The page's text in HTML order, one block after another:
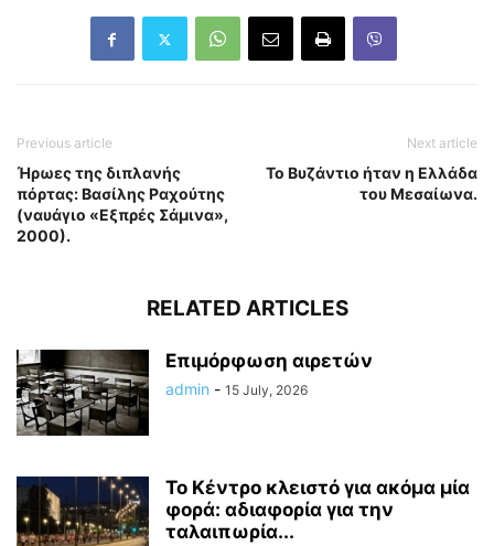
Previous article
Ήρωες της διπλανής
πόρτας: Βασίλης Ραχούτης
(ναυάγιο «Εξπρές Σάμινα»,
2000).
Next article
Το Βυζάντιο ήταν η Ελλάδα
του Μεσαίωνα.
RELATED ARTICLES
Επιμόρφωση αιρετών
admin - 15 July, 2026
Το Κέντρο κλειστό για ακόμα μία
φορά: αδιαφορία για την
ταλαιπωρία...